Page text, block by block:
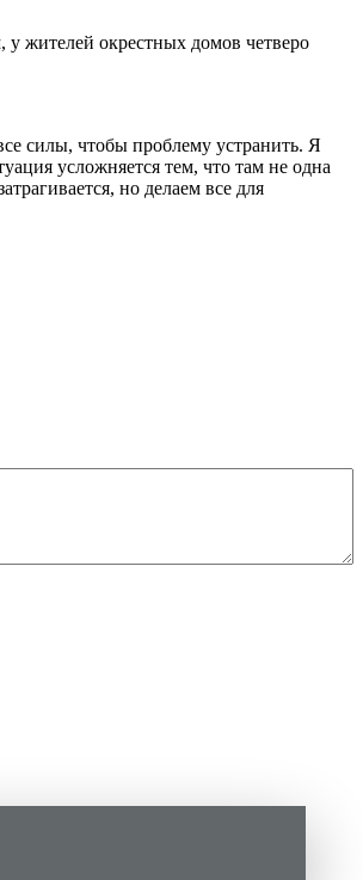
у жителей окрестных домов четверо
силы, чтобы проблему устранить. Я
усложняется тем, что там не одна
но делаем все для